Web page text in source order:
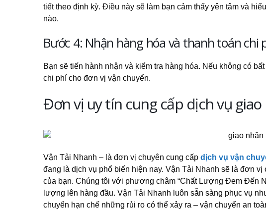
tiết theo định kỳ. Điều này sẽ làm bạn cảm thấy yên tâm và
nào.
Bước 4: Nhận hàng hóa và thanh toán chi
Bạn sẽ tiến hành nhận và kiểm tra hàng hóa. Nếu không có
chi phí cho đơn vị vận chuyển.
Đơn vị uy tín cung cấp dịch vụ
Vận Tải Nhanh – là đơn vị chuyên cung cấp dịch vụ vận
đang là dịch vụ phổ biến hiện nay. Vận Tải Nhanh sẽ là đơn
của bạn. Chúng tôi với phương châm “Chất Lượng Đem Đến
lượng lên hàng đầu. Vận Tải Nhanh luôn sẵn sàng phục vụ
chuyển hạn chế những rủi ro có thể xảy ra – vận chuyển an